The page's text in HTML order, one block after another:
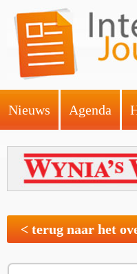
Nieuws Agenda
< terug naar het